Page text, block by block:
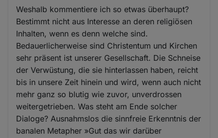
Weshalb kommentiere ich so etwas überhaupt?
Bestimmt nicht aus Interesse an deren religiösen
Inhalten, wenn es denn welche sind.
Bedauerlicherweise sind Christentum und Kirchen
sehr präsent ist unserer Gesellschaft. Die Schneise
der Verwüstung, die sie hinterlassen haben, reicht
bis in unsere Zeit hinein und wird, wenn auch nicht
mehr ganz so blutig wie zuvor, unverdrossen
weitergetrieben. Was steht am Ende solcher
Dialoge? Ausnahmslos die sinnfreie Erkenntnis der
banalen Metapher »Gut das wir darüber